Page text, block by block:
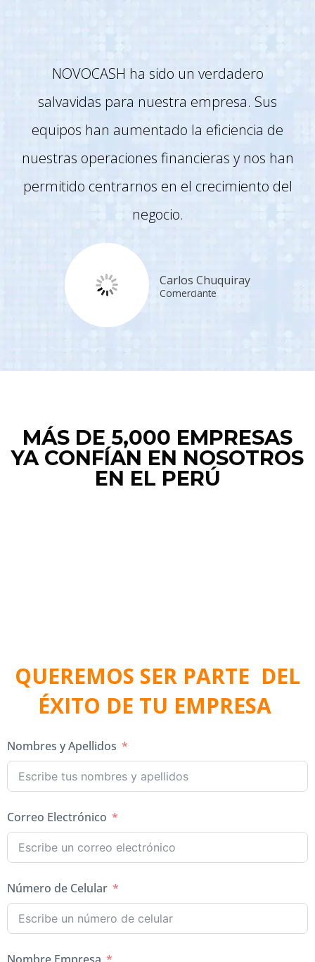
NOVOCASH ha sido un verdadero
salvavidas para nuestra empresa. Sus
equipos han aumentado la eficiencia de
nuestras operaciones financieras y nos han
permitido centrarnos en el crecimiento del
negocio.
Carlos Chuquiray
Comerciante
MÁS DE 5,000 EMPRESAS
YA CONFÍAN EN NOSOTROS
EN EL PERÚ
QUEREMOS SER PARTE DEL
ÉXITO DE TU EMPRESA
Nombres y Apellidos
Correo Electrónico
Número de Celular
Nombre Empresa